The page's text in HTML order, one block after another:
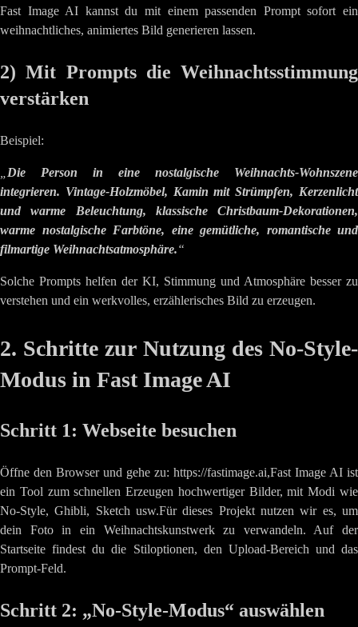
Fast Image AI kannst du mit einem passenden Prompt sofort ein
weihnachtliches, animiertes Bild generieren lassen.
2) Mit Prompts die Weihnachtsstimmung
verstärken
Beispiel:
Die Person in eine nostalgische Weihnachts-Wohnszene
integrieren. Vintage-Holzmöbel, Kamin mit Strümpfen, Kerzenlicht
und warme Beleuchtung, klassische Christbaum-Dekorationen,
warme nostalgische Farbtöne, eine gemütliche, romantische und
filmartige Weihnachtsatmosphäre.“
Solche Prompts helfen der KI, Stimmung und Atmosphäre besser zu
verstehen und ein werkvolles, erzählerisches Bild zu erzeugen.
2. Schritte zur Nutzung des No-Style-
Modus in Fast Image AI
Schritt 1: Webseite besuchen
Öffne den Browser und gehe zu: https://fastimage.ai,Fast Image AI ist
ein Tool zum schnellen Erzeugen hochwertiger Bilder, mit Modi wie
No-Style, Ghibli, Sketch usw.Für dieses Projekt nutzen wir es, um
dein Foto in ein Weihnachtskunstwerk zu verwandeln. Auf der
Startseite findest du die Stiloptionen, den Upload-Bereich und das
Prompt-Feld.
Schritt 2: „No-Style-Modus“ auswählen